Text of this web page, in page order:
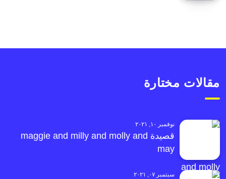
مقالات مختارة
نوفمبر ١٠, ٢٠٢١
قصيدة maggie and milly and molly and
may
سبتمبر ٠٧, ٢٠٢١